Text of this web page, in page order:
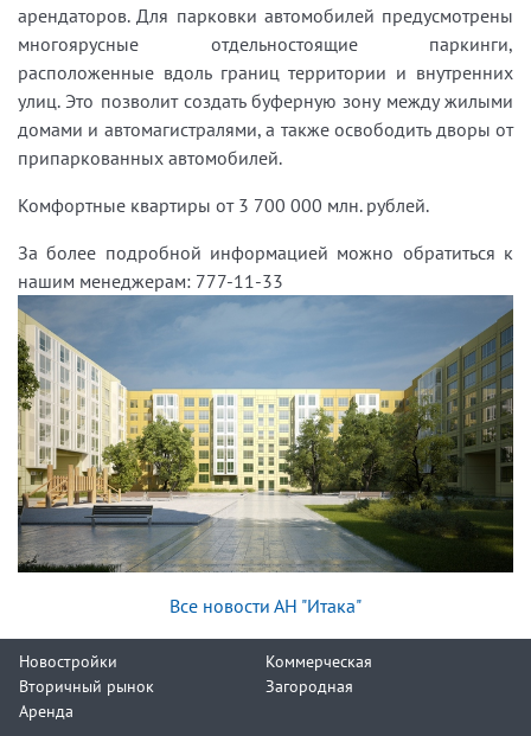
арендаторов. Для парковки автомобилей предусмотрены
многоярусные отдельностоящие паркинги,
расположенные вдоль границ территории и внутренних
улиц. Это позволит создать буферную зону между жилыми
домами и автомагистралями, а также освободить дворы от
припаркованных автомобилей.
Комфортные квартиры от 3 700 000 млн. рублей.
За более подробной информацией можно обратиться к
нашим менеджерам: 777-11-33
Все новости АН "Итака"
Новостройки
Вторичный рынок
Аренда
Коммерческая
Загородная